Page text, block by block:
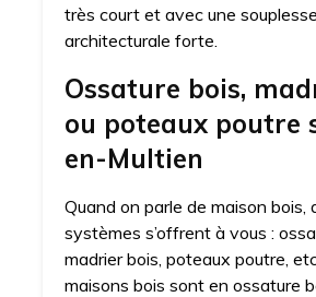
très court et avec une souplesse
architecturale forte.
Ossature bois,
ou poteaux poutre
en-Multien
Quand on parle de maison bois,
systèmes s’offrent à vous :
madrier bois, poteaux poutre,
maisons bois sont en ossature